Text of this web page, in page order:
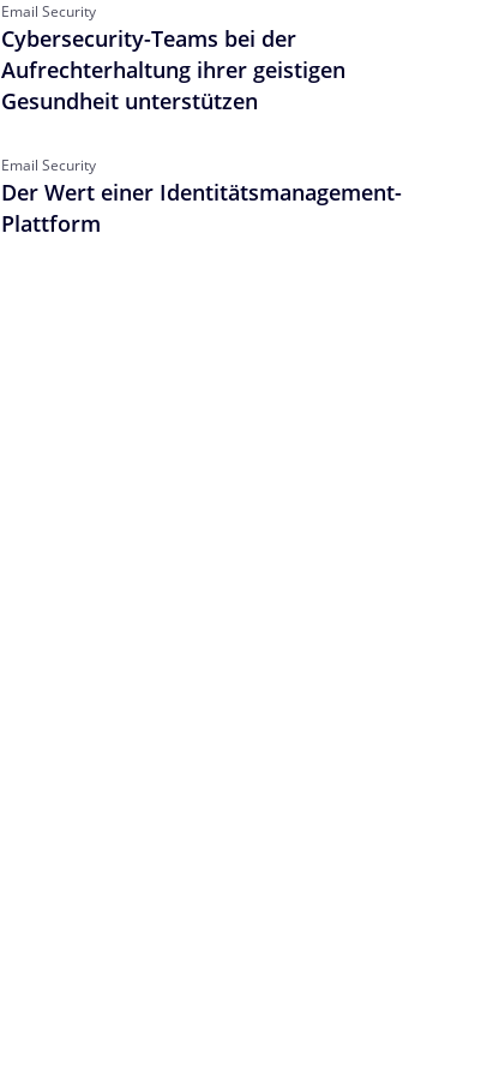
Email Security
Cybersecurity-Teams bei der
Aufrechterhaltung ihrer geistigen
Gesundheit unterstützen
Email Security
Der Wert einer Identitätsmanagement-
Plattform